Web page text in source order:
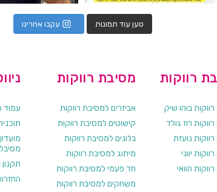
טען עוד תמונות עקבו אחרינו
עמוד
מסיבת רווקות
אביזרים למסיבת רווקות
קישוטים למסיבת רווקות
בלונים למסיבת רווקות
מיתוג למסיבת רווקות
חד פעמי למסיבת רווקות
משחקים למסיבת רווקות
רווקות
בוהו שיק
רוז גולד
נועזת
יווני
הוואי